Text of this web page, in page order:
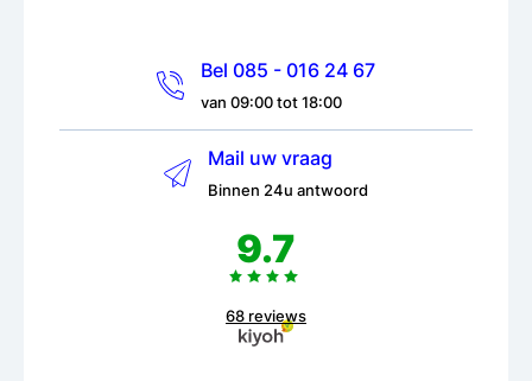
Bel 085 - 016 24 67
van 09:00 tot 18:00
Mail uw vraag
Binnen 24u antwoord
9.7
68 reviews